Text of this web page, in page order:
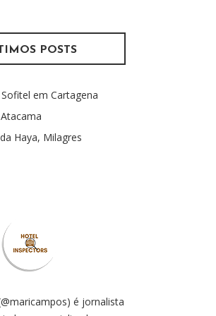
POSTS
em Cartagena
Haya, Milagres
é jornalista